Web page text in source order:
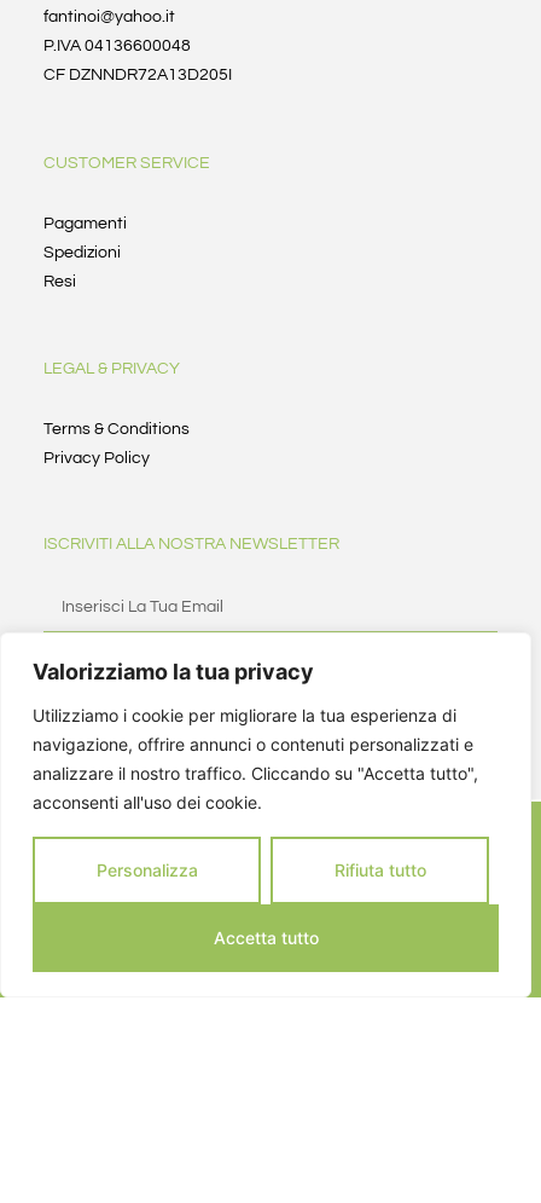
Valorizziamo la tua privacy
Utilizziamo i cookie per migliorare la tua esperienza di
navigazione, offrire annunci o contenuti personalizzati e
analizzare il nostro traffico. Cliccando su "Accetta tutto",
acconsenti all'uso dei cookie.
Personalizza Rifiuta tutto
Accetta tutto
fantinoi@yahoo.it
P.IVA 04136600048
CF DZNNDR72A13D205I
CUSTOMER SERVICE
Pagamenti
Spedizioni
Resi
LEGAL & PRIVACY
Terms & Conditions
Privacy Policy
ISCRIVITI ALLA NOSTRA NEWSLETTER